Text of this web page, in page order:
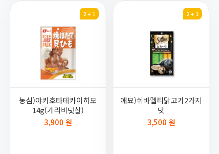
2 + 1
농심)야키호타테카이히모
14g(가리비덧살)
3,900 원
2 + 1
애묘)쉬바멜티닭고기2가지
맛
3,500 원